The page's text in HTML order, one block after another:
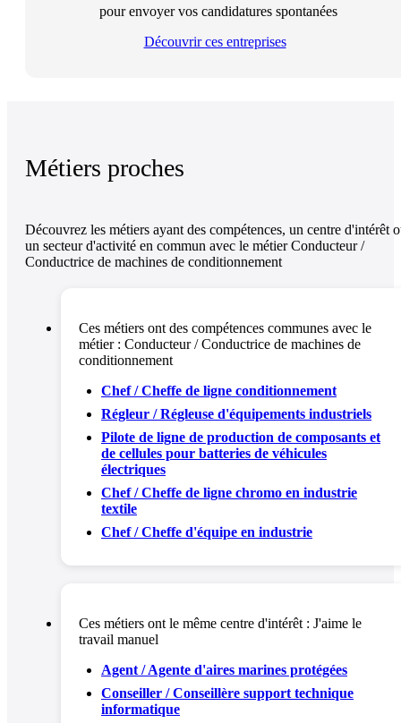
pour envoyer vos candidatures spontanées
Découvrir ces entreprises
Métiers proches
Découvrez les métiers ayant des compétences, un centre d'intérêt
un secteur d'activité en commun avec le métier Conducteur /
Conductrice de machines de conditionnement
Ces métiers ont des compétences communes avec le
métier : Conducteur / Conductrice de machines de
conditionnement
Chef / Cheffe de ligne conditionnement
Régleur / Régleuse d'équipements industriels
Pilote de ligne de production de composants et
de cellules pour batteries de véhicules
électriques
Chef / Cheffe de ligne chromo en industrie
textile
Chef / Cheffe d'équipe en industrie
Ces métiers ont le même centre d'intérêt : J'aime le
travail manuel
Agent / Agente d'aires marines protégées
Conseiller / Conseillère support technique
informatique